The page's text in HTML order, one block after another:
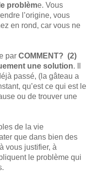
problème. Vous
l’origine, vous
en rond, car vous ne
par COMMENT? (2)
une solution. Il
passé, (la gâteau a
qu’est ce qui est le
ou de trouver une
de la vie
que dans bien des
vous justifier, à
le problème qui